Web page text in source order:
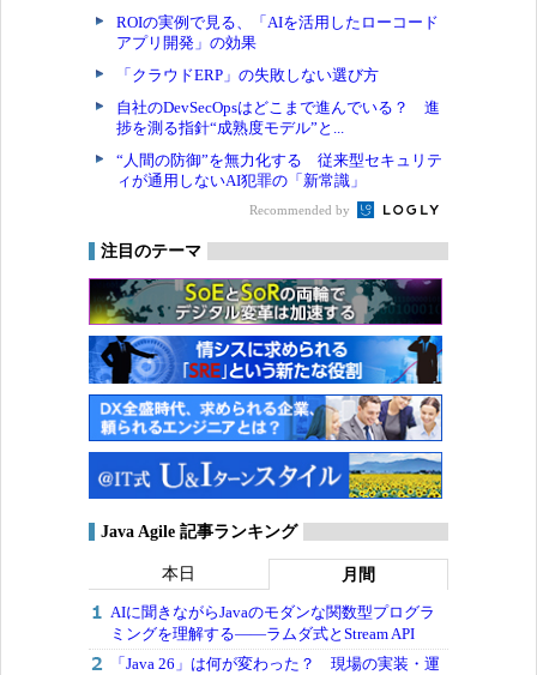
ROIの実例で見る、「AIを活用したローコード
アプリ開発」の効果
「クラウドERP」の失敗しない選び方
自社のDevSecOpsはどこまで進んでいる？ 進
捗を測る指針“成熟度モデル”と...
“人間の防御”を無力化する 従来型セキュリテ
ィが通用しないAI犯罪の「新常識」
Recommended by
注目のテーマ
Java Agile 記事ランキング
本日 月間
AIに聞きながらJavaのモダンな関数型プログラ
ミングを理解する――ラムダ式とStream API
「Java 26」は何が変わった？ 現場の実装・運